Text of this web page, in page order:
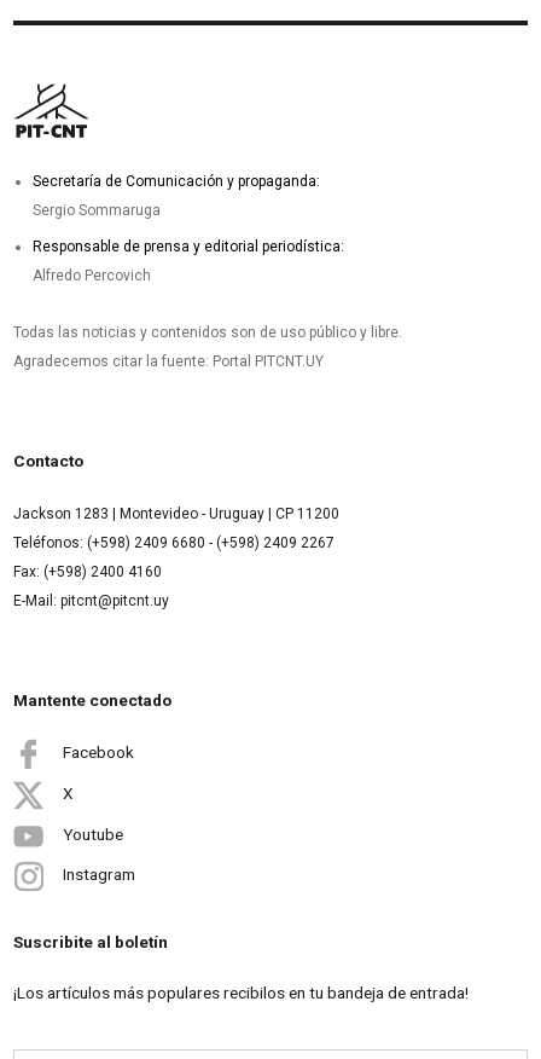
Secretaría de Comunicación y propaganda:
Sergio Sommaruga
Responsable de prensa y editorial periodística:
Alfredo Percovich
Todas las noticias y contenidos son de uso público y libre.
Agradecemos citar la fuente: Portal PITCNT.UY
Contacto
Jackson 1283 | Montevideo - Uruguay | CP 11200
Teléfonos: (+598) 2409 6680 - (+598) 2409 2267
Fax: (+598) 2400 4160
E-Mail: pitcnt@pitcnt.uy
Mantente conectado
Facebook
X
Youtube
Instagram
Suscribite al boletín
¡Los artículos más populares recibilos en tu bandeja de entrada!